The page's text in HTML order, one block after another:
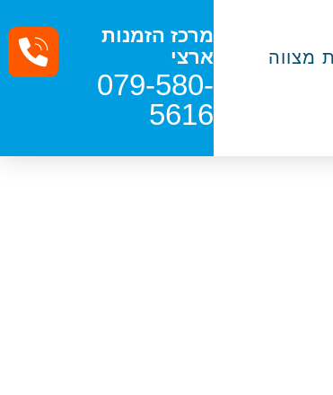
מצווה
מרכז הזמנות
ארצי
079-580-
5616